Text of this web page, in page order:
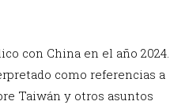
con China en el año 2024.
como referencias a
Taiwán y otros asuntos